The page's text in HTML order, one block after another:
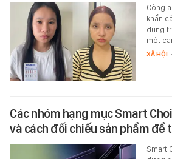
Công
khẩn
dụng
một
XÃ HỘI
Các nhóm hạng mục Smart
và cách đối chiếu sản phẩm để
Smart